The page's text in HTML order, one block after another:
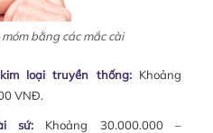
bằng các mắc cài
loại truyền thống:Khoảng
VNĐ.
sứ: Khoảng 30.000.000 –